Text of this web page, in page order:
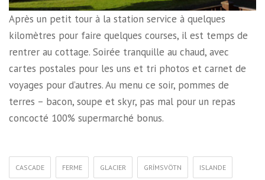
Après un petit tour à la station service à quelques
kilomètres pour faire quelques courses, il est temps de
rentrer au cottage. Soirée tranquille au chaud, avec
cartes postales pour les uns et tri photos et carnet de
voyages pour d’autres. Au menu ce soir, pommes de
terres – bacon, soupe et skyr, pas mal pour un repas
concocté 100% supermarché bonus.
CASCADE FERME GLACIER GRÍMSVÖTN ISLANDE